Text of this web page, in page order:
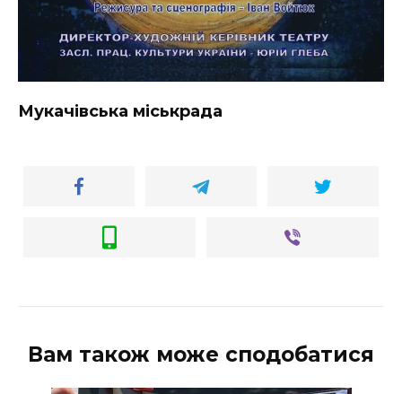
Мукачівська міськрада
Вам також може сподобатися